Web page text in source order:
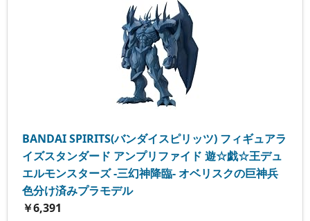
BANDAI SPIRITS(バンダイスピリッツ) フィギュアラ
イズスタンダード アンプリファイド 遊☆戯☆王デュ
エルモンスターズ -三幻神降臨- オベリスクの巨神兵
色分け済みプラモデル
￥6,391